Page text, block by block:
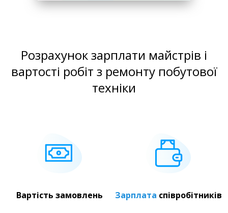
Розрахунок зарплати майстрів і
вартості робіт з ремонту побутової
техніки
Вартість замовлень Зарплата співробітників